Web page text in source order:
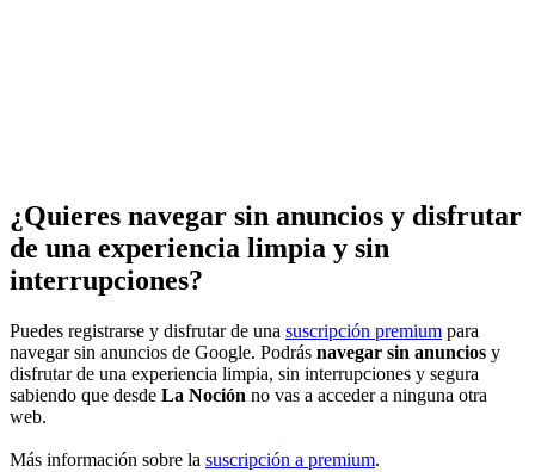
¿Quieres navegar sin anuncios y disfrutar
de una experiencia limpia y sin
interrupciones?
Puedes registrarse y disfrutar de una suscripción premium para
navegar sin anuncios de Google. Podrás navegar sin anuncios y
disfrutar de una experiencia limpia, sin interrupciones y segura
sabiendo que desde La Noción no vas a acceder a ninguna otra
web.
Más información sobre la suscripción a premium.